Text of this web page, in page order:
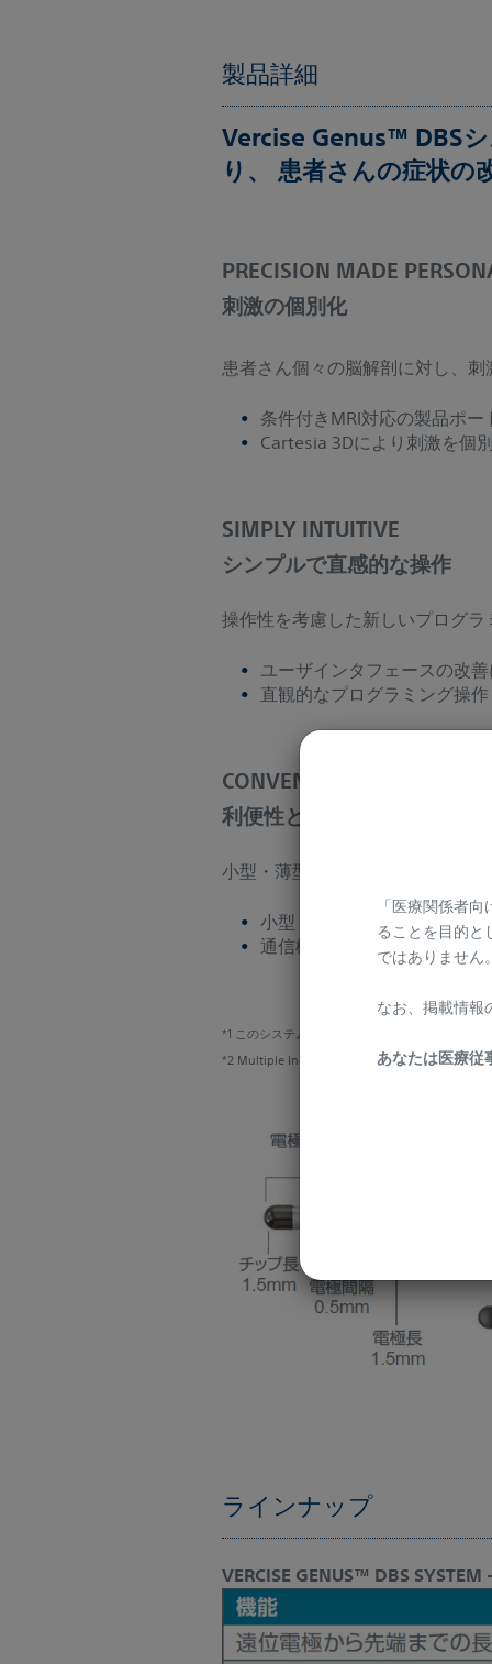
「医療関係者
ることを目的と
ではありません
なお、掲載情報
あなたは医療従
製品詳細
Vercise Genus™ DBS
り、 患者さんの症状の
PRECISION MADE
刺激の個別化
患者さん個々の脳解剖に対し、
条件付きMRI対応の製品ポー
Cartesia 3Dにより刺激を個
SIMPLY INTUITIVE
シンプルで直感的な操作
操作性を考慮した新しいプログ
ユーザインタフェースの改
直観的なプログラミング操作
CONVENIENCE MEETS
利便性と快適性
小型・薄型のIPGはBluetooth接
小型・薄型のIPG
通信機能を改善した日本語
*1 このシステムにはVercise Genus™ IPGや
*2 Multiple Independent Current Control
ラインナップ
VERCISE GENUS™ DBS SYSTEM